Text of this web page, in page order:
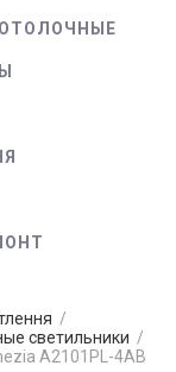
/
светильники /
A2101PL-4AB